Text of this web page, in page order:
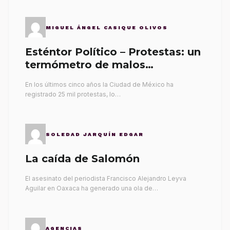
MIGUEL ÁNGEL CASIQUE OLIVOS
Esténtor Político – Protestas: un
termómetro de malos
En los últimos cinco años la Ciudad de México ha
registrado 25 mil protestas, lo…
SOLEDAD JARQUÍN EDGAR
La caída de Salomón
El asesinato del periodista Francisco Alejandro Leyva
Aguilar en Oaxaca ha generado una ola de…
AGENCIAS